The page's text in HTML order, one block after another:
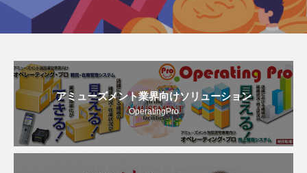
アミューズメント業界向けソリューション
OperatingPro